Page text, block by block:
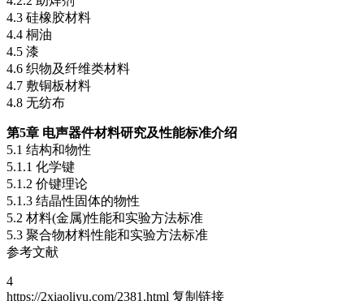
4.3 硅橡胶材料
4.4 桐油
4.5 漆
4.6 织物及纤维类材料
4.7 敷铜板材料
4.8 无纺布
第5章 电声器件材料研究及性能标准介绍
5.1 结构和物性
5.1.1 化学键
5.1.2 价键理论
5.1.3 结晶性固体的物性
5.2 材料(金属)性能和实验方法标准
5.3 聚合物材料性能和实验方法标准
参考文献
4
https://2xiaoliyu.com/2381.html 复制链接